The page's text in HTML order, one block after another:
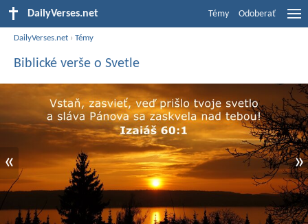
DailyVerses.net Témy Odoberať
DailyVerses.net ›Témy
Biblické verše o Svetle
« »